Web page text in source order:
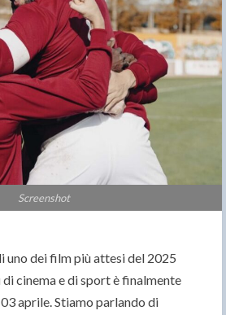
Screenshot
uno dei film più attesi del 2025
cinema e di sport è finalmente
aprile. Stiamo parlando di